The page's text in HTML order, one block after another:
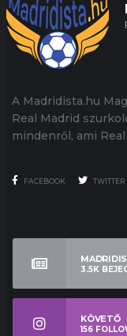
A Madridista.hu
Real Madrid
mindenről, ami
FACEBOOK TWITTER
3.5K
KÖVETŐ
156